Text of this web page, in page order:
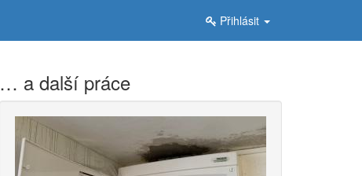
Přihlásit
… a další práce